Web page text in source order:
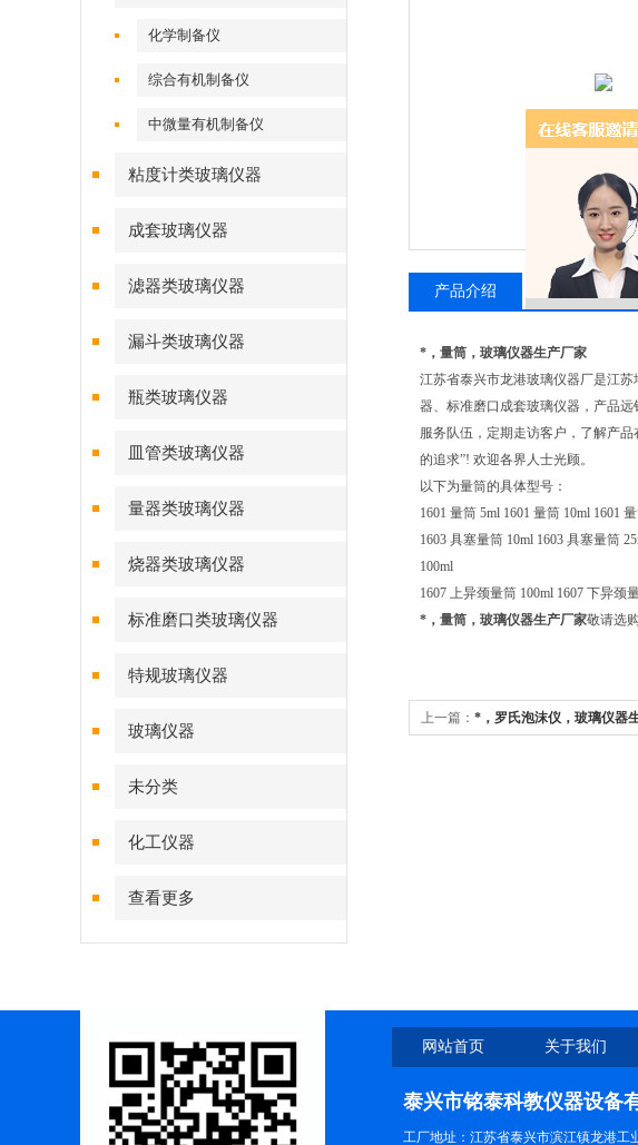
化学制备仪
综合有机制备仪
中微量有机制备仪
粘度计类玻璃仪器
成套玻璃仪器
滤器类玻璃仪器
漏斗类玻璃仪器
瓶类玻璃仪器
皿管类玻璃仪器
量器类玻璃仪器
烧器类玻璃仪器
标准磨口类玻璃仪器
特规玻璃仪器
玻璃仪器
未分类
化工仪器
查看更多
产品介绍 相关产品
*，量筒，玻璃仪器生产厂家
江苏省泰兴市龙港玻璃仪器厂是江
器、标准磨口成套玻璃仪器，产品
服务队伍，定期走访客户，了解产
的追求”! 欢迎各界人士光顾。
以下为量筒的具体型号：
1601 量筒 5ml 1601 量筒 10ml 1601
1603 具塞量筒 10ml 1603 具塞量筒
100ml
1607 上异颈量筒 100ml 1607 下异颈
*，量筒，玻璃仪器生产厂家敬请选购
上一篇： *，罗氏泡沫仪，玻璃仪器
网站首页 关于我们
泰兴市铭泰科教仪器设备
工厂地址：江苏省泰兴市滨江镇龙港工